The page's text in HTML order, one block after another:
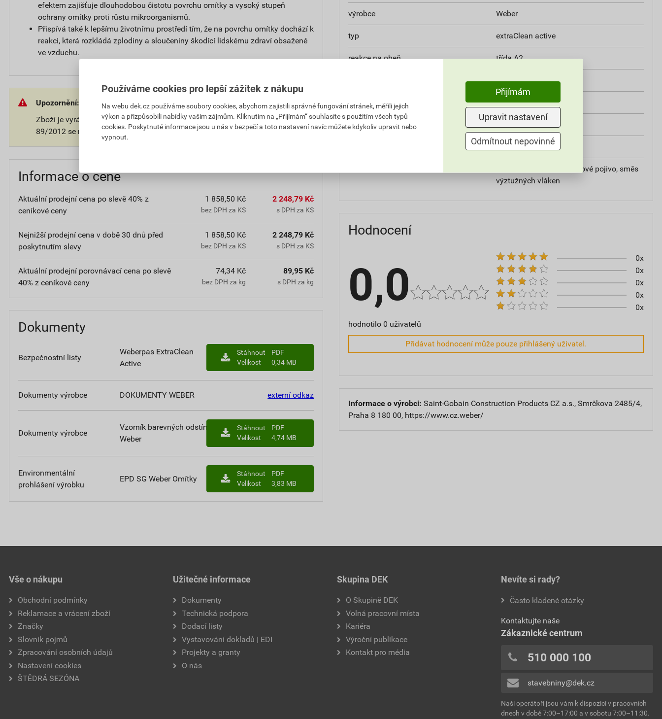
efektem zajišťuje dlouhodobou čistotu povrchu omítky a vysoký stupeň
ochrany omítky proti růstu mikroorganismů.
Přispívá také k lepšímu životnímu prostředí tím, že na povrchu omítky dochází k
reakci, která rozkládá zplodiny a sloučeniny škodící lidskému zdraví obsažené
ve vzduchu.
Upozornění:
Zboží je vyráběno na přání zákazníka. V souladu s občanským zákoníkem č.
89/2012 se na takové zboží nevztahuje 14-ti denní ochranná lhůta.
Informace o ceně
Aktuální prodejní cena po slevě 40% z
ceníkové ceny
1 858,50 Kč
bez DPH za KS
2 248,79 Kč
s DPH za KS
Nejnižší prodejní cena v době 30 dnů před
poskytnutím slevy
1 858,50 Kč
bez DPH za KS
2 248,79 Kč
s DPH za KS
Aktuální prodejní porovnávací cena po slevě
40% z ceníkové ceny
74,34 Kč
bez DPH za kg
89,95 Kč
s DPH za kg
Dokumenty
Bezpečnostní listy
Weberpas ExtraClean
Active
Stáhnout
PDF
Velikost
0,34 MB
Dokumenty výrobce DOKUMENTY WEBER externí odkaz
Dokumenty výrobce
Vzorník barevných odstínů
Weber
Stáhnout
PDF
Velikost
4,74 MB
Environmentální
prohlášení výrobku
EPD SG Weber Omítky
Stáhnout
PDF
Velikost
3,83 MB
výrobce Weber
typ extraClean active
reakce na oheň třída A2
od +5°C do +25°C
hmotnost 25 kg
typ výrobku
20
vápencové plnivo, silikátové pojivo, směs
výztužných vláken
Hodnocení
0,0
hodnotilo 0 uživatelů
0x
0x
0x
0x
0x
Přidávat hodnocení může pouze přihlášený uživatel.
Informace o výrobci: Saint-Gobain Construction Products CZ a.s., Smrčkova 2485/4,
Praha 8 180 00, https://www.cz.weber/
Vše o nákupu
Obchodní podmínky
Reklamace a vrácení zboží
Značky
Slovník pojmů
Zpracování osobních údajů
Nastavení cookies
ŠTĚDRÁ SEZÓNA
Užitečné informace
Dokumenty
Technická podpora
Dodací listy
Vystavování dokladů | EDI
Projekty a granty
O nás
Skupina DEK
O Skupině DEK
Volná pracovní místa
Kariéra
Výroční publikace
Kontakt pro média
Nevíte si rady?
Často kladené otázky
Kontaktujte naše
Zákaznické centrum
510 000 100
stavebniny@dek.cz
Naši operátoři jsou vám k dispozici v pracovních
dnech v době 7:00–17:00 a v sobotu 7:00–11:30.
Používáme cookies pro lepší zážitek z nákupu
Na webu dek.cz používáme soubory cookies, abychom zajistili správné fungování stránek, měřili jejich
výkon a přizpůsobili nabídky vašim zájmům. Kliknutím na „Přijímám“ souhlasíte s použitím všech typů
cookies. Poskytnuté informace jsou u nás v bezpečí a toto nastavení navíc můžete kdykoliv upravit nebo
vypnout.
Přijímám
Upravit nastavení
Odmítnout nepovinné